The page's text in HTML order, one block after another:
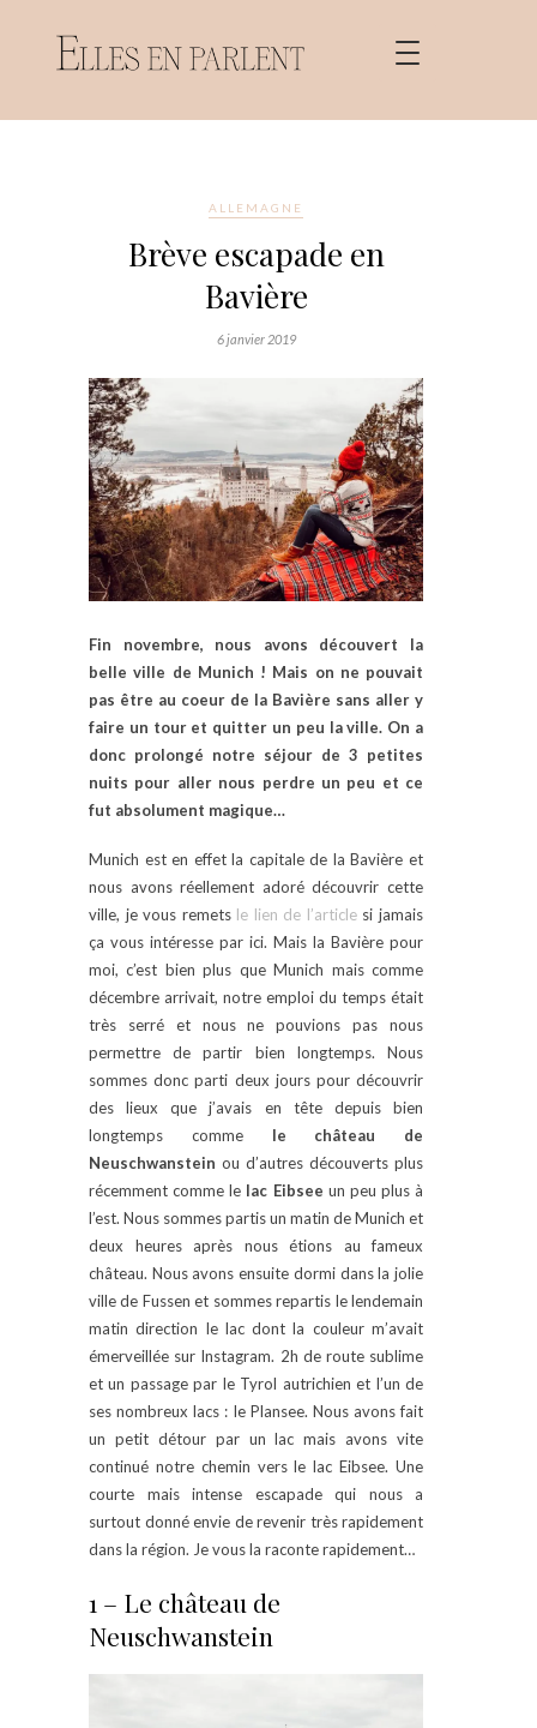
ALLEMAGNE
Brève escapade en
Bavière
6 janvier 2019
Fin novembre, nous avons découvert la
belle ville de Munich ! Mais on ne pouvait
pas être au coeur de la Bavière sans aller y
faire un tour et quitter un peu la ville. On a
donc prolongé notre séjour de 3 petites
nuits pour aller nous perdre un peu et ce
fut absolument magique…
Munich est en effet la capitale de la Bavière et
nous avons réellement adoré découvrir cette
ville, je vous remetsle lien de l’articlesi jamais
ça vous intéresse par ici. Mais la Bavière pour
moi, c’est bien plus que Munich mais comme
décembre arrivait, notre emploi du temps était
très serré et nous ne pouvions pas nous
permettre de partir bien longtemps. Nous
sommes donc parti deux jours pour découvrir
des lieux que j’avais en tête depuis bien
longtemps comme le château de
Neuschwanstein ou d’autres découverts plus
récemment comme le lac Eibsee un peu plus à
l’est. Nous sommes partis un matin de Munich et
deux heures après nous étions au fameux
château. Nous avons ensuite dormi dans la jolie
ville de Fussen et sommes repartis le lendemain
matin direction le lac dont la couleur m’avait
émerveillée sur Instagram. 2h de route sublime
et un passage par le Tyrol autrichien et l’un de
ses nombreux lacs : le Plansee. Nous avons fait
un petit détour par un lac mais avons vite
continué notre chemin vers le lac Eibsee. Une
courte mais intense escapade qui nous a
surtout donné envie de revenir très rapidement
dans la région. Je vous la raconte rapidement…
1 – Le château de
Neuschwanstein